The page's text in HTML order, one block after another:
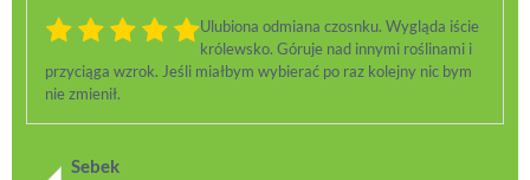
Ulubiona odmiana czosnku. Wygląda iście
królewsko. Góruje nad innymi roślinami i
przyciąga wzrok. Jeśli miałbym wybierać po raz kolejny nic bym
nie zmienił.
Sebek